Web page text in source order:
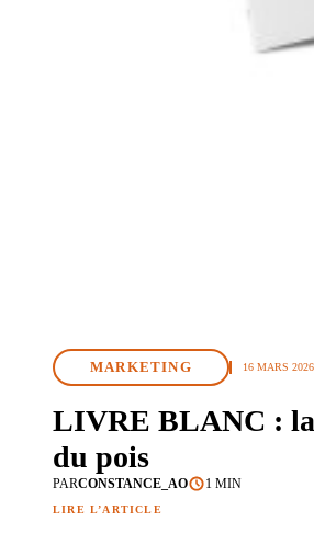
MARKETING 16 MARS 2026
LIVRE BLANC :
du pois
PARCONSTANCE_AO 1 MIN
LIRE L’ARTICLE